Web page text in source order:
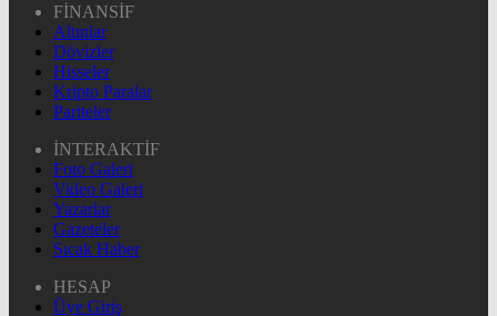
FİNANSİF
Altınlar
Dövizler
Hisseler
Kripto Paralar
Pariteler
İNTERAKTİF
Foto Galeri
Video Galeri
Yazarlar
Gazeteler
Sıcak Haber
HESAP
Üye Giriş